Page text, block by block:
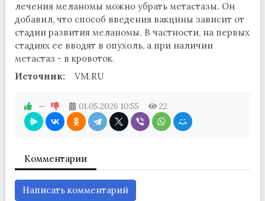
лечения меланомы можно убрать метастазы. Он
добавил, что способ введения вакцины зависит от
стадии развития меланомы. В частности, на первых
стадиях ее вводят в опухоль, а при наличии
метастаз - в кровоток.
Источник:
VM.RU
— 01.05.2026 10:55 22
Комментарии
Написать комментарий